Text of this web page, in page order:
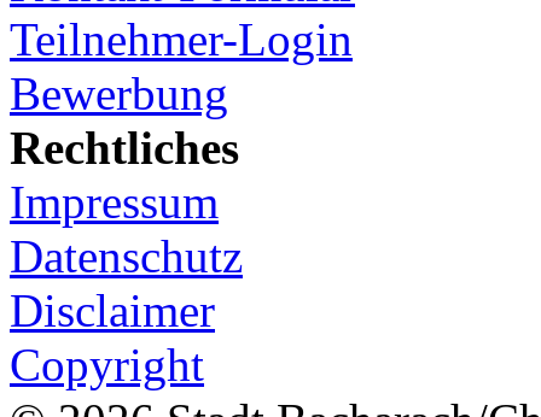
Teilnehmer-Login
Bewerbung
Rechtliches
Impressum
Datenschutz
Disclaimer
Copyright